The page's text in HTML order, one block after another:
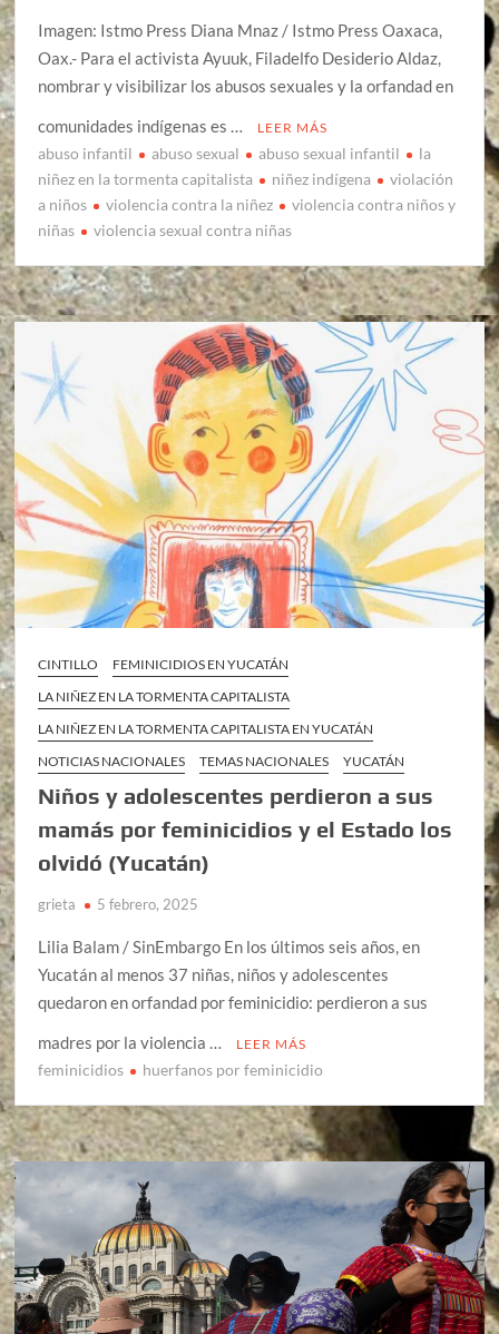
Imagen: Istmo Press Diana Mnaz / Istmo Press Oaxaca,
Oax.- Para el activista Ayuuk, Filadelfo Desiderio Aldaz,
nombrar y visibilizar los abusos sexuales y la orfandad en
comunidades indígenas es …
LEER MÁS
abuso infantil abuso sexual abuso sexual infantil
la
niñez en la tormenta capitalista
niñez indígena
violación
a niños
violencia contra la niñez
violencia contra niños y
niñas
violencia sexual contra niñas
CINTILLO
FEMINICIDIOS EN YUCATÁN
LA NIÑEZ EN LA TORMENTA CAPITALISTA
LA NIÑEZ EN LA TORMENTA CAPITALISTA EN YUCATÁN
NOTICIAS NACIONALES
TEMAS NACIONALES YUCATÁN
Niños y adolescentes perdieron a sus
mamás por feminicidios y el Estado los
olvidó (Yucatán)
grieta 5 febrero, 2025
Lilia Balam / SinEmbargo En los últimos seis años, en
Yucatán al menos 37 niñas, niños y adolescentes
quedaron en orfandad por feminicidio: perdieron a sus
madres por la violencia …
LEER MÁS
feminicidios huerfanos por feminicidio